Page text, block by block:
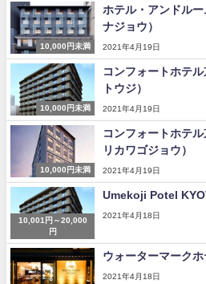
10,000円未満
ホテル・アンドル
ナジョウ）
2021年4月19日
10,000円未満
コンフォートホテ
トウジ）
2021年4月19日
10,000円未満
コンフォートホテ
リカワゴジョウ）
2021年4月19日
10,001円～20,000
円
Umekoji Potel
2021年4月18日
ウォーターマーク
2021年4月18日